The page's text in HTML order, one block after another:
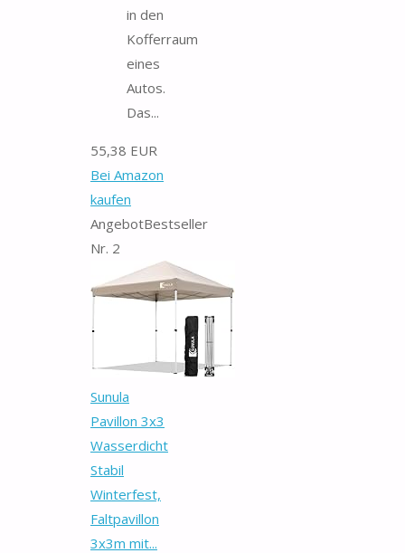
in den
Kofferraum
eines
Autos.
Das...
55,38 EUR
Bei Amazon
kaufen
AngebotBestseller
Nr. 2
Sunula
Pavillon 3x3
Wasserdicht
Stabil
Winterfest,
Faltpavillon
3x3m mit...